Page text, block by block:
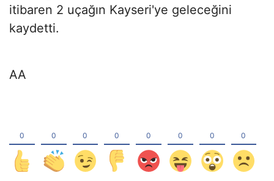
itibaren 2 uçağın Kayseri'ye geleceğini
kaydetti.
AA